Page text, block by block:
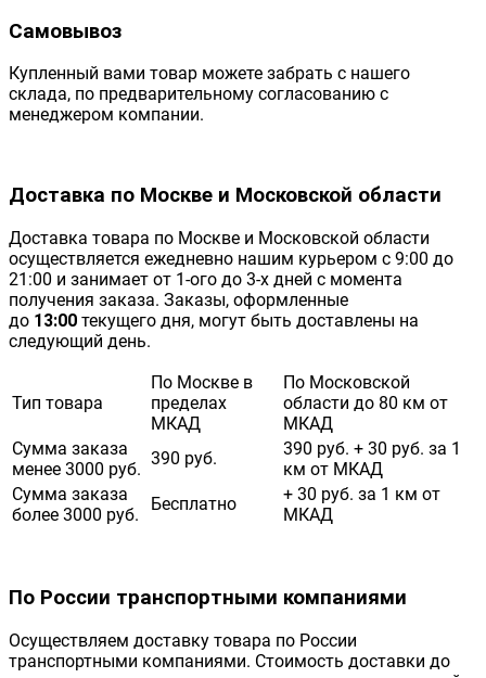
Самовывоз
Купленный вами товар можете забрать с нашего
склада, по предварительному согласованию с
менеджером компании.
Доставка по Москве и Московской области
Доставка товара по Москве и Московской области
осуществляется ежедневно нашим курьером с 9:00 до
21:00 и занимает от 1-ого до 3-х дней с момента
получения заказа. Заказы, оформленные
до 13:00 текущего дня, могут быть доставлены на
следующий день.
Тип товара
По Москве в
пределах
МКАД
По Московской
области до 80 км от
МКАД
Сумма заказа
менее 3000 руб.
390 руб.
390 руб. + 30 руб. за 1
км от МКАД
Сумма заказа
более 3000 руб.
Бесплатно
+ 30 руб. за 1 км от
МКАД
По России транспортными компаниями
Осуществляем доставку товара по России
транспортными компаниями. Стоимость доставки до